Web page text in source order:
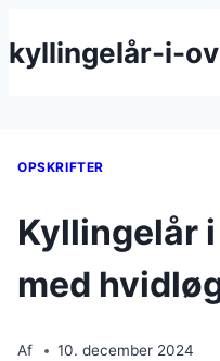
til
kyllingelår-i-
OPSKRIFTER
Kyllingelår
med
Af 10. december 2024